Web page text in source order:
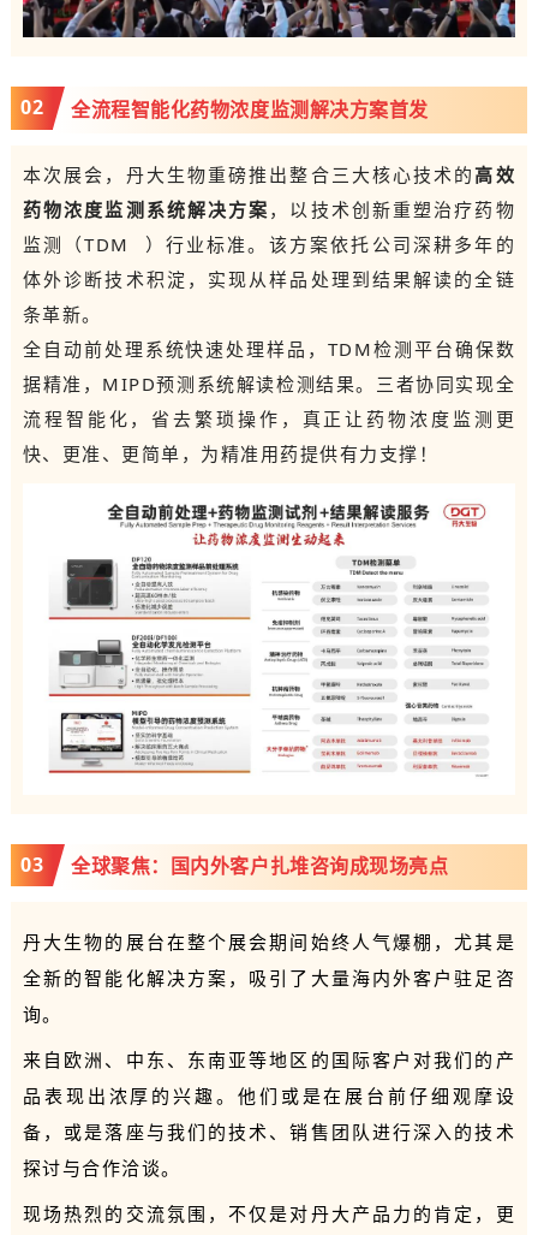
02 全流程智能化药物浓度监测解决方案首发
本次展会，丹大生物重磅推出整合三大核心技术的高效
药物浓度监测系统解决方案 ，以技术创新重塑治疗药物
监测（TDM
）行业标准。该方案依托公司深耕多年的
体外诊断技术积淀，实现从样品处理到结果解读的全链
条革新。
全自动前处理系统快速处理样品，TDM检测平台确保数
据精准，MIPD预测系统解读检测结果。三者协同实现全
流程智能化，省去繁琐操作，真正让药物浓度监测更
快、更准、更简单，为精准用药提供有力支撑！
03 全球聚焦：国内外客户扎堆咨询成现场亮点
丹大生物的展台在整个展会期间始终人气爆棚，尤其是
全新的智能化解决方案，吸引了大量海内外客户驻足咨
询。
来自欧洲、中东、东南亚等地区的国际客户对我们的产
品表现出浓厚的兴趣。他们或是在展台前仔细观摩设
备，或是落座与我们的技术、销售团队进行深入的技术
探讨与合作洽谈。
现场热烈的交流氛围，不仅是对丹大产品力的肯定，更